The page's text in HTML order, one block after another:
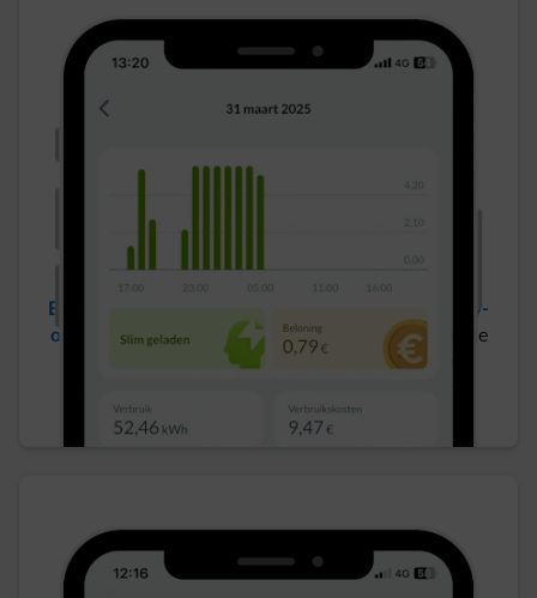
Beloning van € 1,5c/kWh met een Empower-, Easy-
of Flow-contract,
om het net te ontlasten en zorg te
dragen voor het milieu. Zelfs als je werkgever de
opgewekte zonne-energie! ​